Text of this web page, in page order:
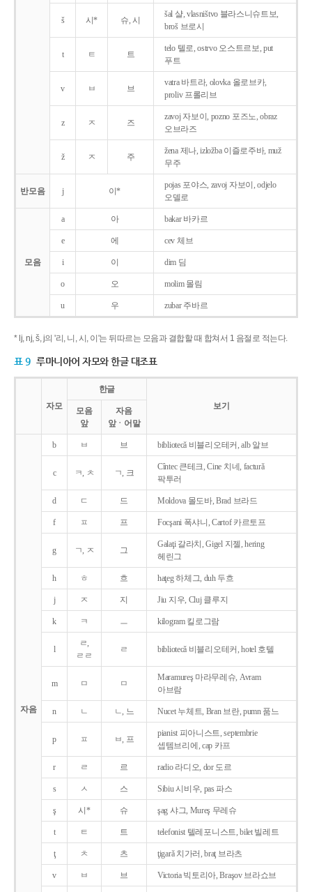
š 시* 슈, 시
šal 샬, vlasništvo 블라스니슈트보,
broš 브로시
t ㅌ 트
telo 텔로, ostrvo 오스트르보, put
푸트
v ㅂ 브
vatra 바트라, olovka 올로브카,
proliv 프롤리브
z ㅈ 즈
zavoj 자보이, pozno 포즈노, obraz
오브라즈
ž ㅈ 주
žena 제나, izložba 이즐로주바, muž
무주
반모음 j 이*
pojas 포야스, zavoj 자보이, odjelo
오델로
모음
a 아 bakar 바카르
e 에 cev 체브
i 이 dim 딤
o 오 molim 몰림
u 우 zubar 주바르
* lj, nj, š, j의 '리, 니, 시, 이'는 뒤따르는 모음과 결합할 때 합쳐서 1 음절로 적는다.
표 9 루마니아어 자모와 한글 대조표
자모
한글
보기
모음
앞
자음
앞ㆍ어말
자음
b ㅂ 브 bibliotecǎ 비블리오테커, alb 알브
c ㅋ, ㅊ ㄱ, 크
Cîntec 큰테크, Cine 치네, facturǎ
팍투러
d ㄷ 드 Moldova 몰도바, Brad 브라드
f ㅍ 프 Focşani 폭샤니, Cartof 카르토프
g ㄱ, ㅈ 그
Galaţi 갈라치, Gigel 지젤, hering
헤린그
h ㅎ 흐 haţeg 하체그, duh 두흐
j ㅈ 지 Jiu 지우, Cluj 클루지
k ㅋ ㅡ kilogram 킬로그람
l
ㄹ,
ㄹㄹ
ㄹ bibliotecǎ 비블리오테커, hotel 호텔
m ㅁ ㅁ
Maramureş 마라무레슈, Avram
아브람
n ㄴ ㄴ, 느 Nucet 누체트, Bran 브란, pumn 품느
p ㅍ ㅂ, 프
pianist 피아니스트, septembrie
셉템브리에, cap 카프
r ㄹ 르 radio 라디오, dor 도르
s ㅅ 스 Sibiu 시비우, pas 파스
ş 시* 슈 şag 샤그, Mureş 무레슈
t ㅌ 트 telefonist 텔레포니스트, bilet 빌레트
ţ ㅊ 츠 ţigarǎ 치가러, braţ 브라츠
v ㅂ 브 Victoria 빅토리아, Braşov 브라쇼브